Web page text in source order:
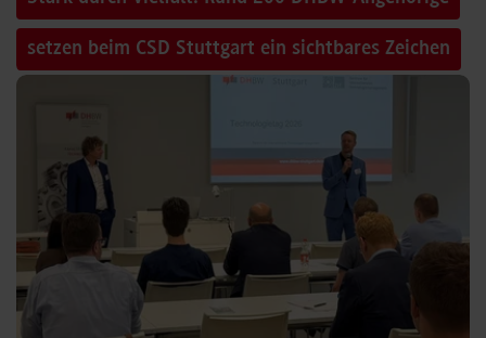
setzen beim CSD Stuttgart ein sichtbares Zeichen